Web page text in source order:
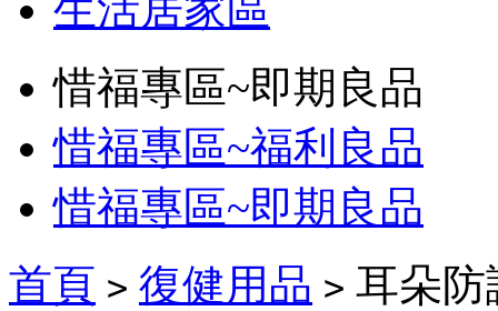
惜福專區~即期良品
惜福專區~福利良品
惜福專區~即期良品
首頁 > 復健用品 > 耳朵防